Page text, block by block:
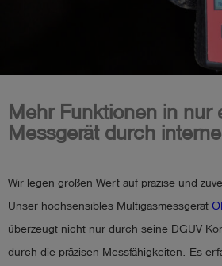
Mehr Funktionen in nur
Messgerät durch
Wir legen großen Wert auf präzise und
Unser hochsensibles Multigasmessgerät
überzeugt nicht nur durch seine DGUV
durch die präzisen Messfähigkeiten. Es